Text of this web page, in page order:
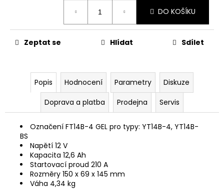
DO KOŠÍKU
Zeptat se Hlídat Sdílet
Popis Hodnocení Parametry
Diskuze
Doprava a platba
Prodejna Servis
Označení FT14B-4 GEL pro typy: YT14B-4, YT14B-
BS
Napětí 12 V
Kapacita 12,6 Ah
Startovací proud 210 A
Rozměry 150 x 69 x 145 mm
Váha 4,34 kg